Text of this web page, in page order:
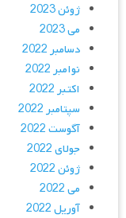
ژوئن 2023
می 2023
دسامبر 2022
نوامبر 2022
اکتبر 2022
سپتامبر 2022
آگوست 2022
جولای 2022
ژوئن 2022
می 2022
آوریل 2022